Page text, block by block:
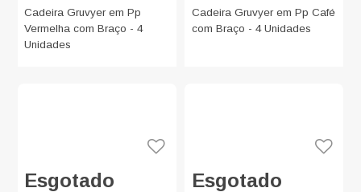
Cadeira Gruvyer em Pp
Vermelha com Braço - 4
Unidades
Cadeira Gruvyer em Pp Café
com Braço - 4 Unidades
Esgotado Esgotado